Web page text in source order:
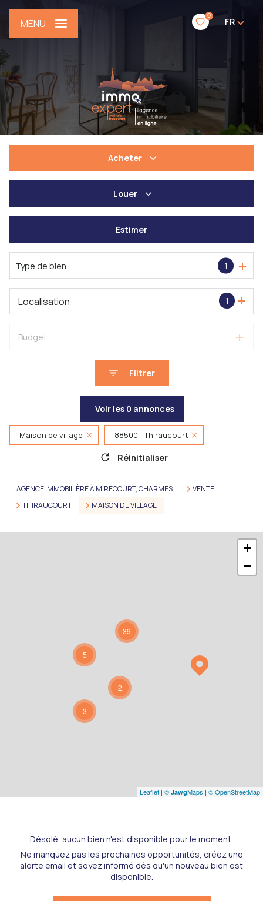
0
FR
MENU
Acheter
De l'immo pro
Louer
De l'immo pro
Estimer
Type de bien 1
1
Localisation
Budget
Filtrer
Voir les 0 annonces
Maison de village 88500 - Thiraucourt
Réinitialiser
AGENCE IMMOBILIÈRE À MIRECOURT, CHARMES
VENTE
THIRAUCOURT
MAISON DE VILLAGE
3
2
5
39
+
−
Leaflet | © JawgMaps | © OpenStreetMap
Désolé, aucun bien n'est disponible pour le moment.
Ne manquez pas les prochaines opportunités, créez une
alerte email et soyez informé dès qu'un nouveau bien est
disponible.